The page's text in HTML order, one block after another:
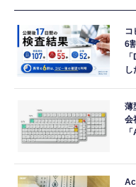
コ
6
薄
会